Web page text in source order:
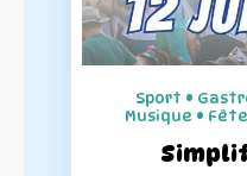
Sport •
Musique •